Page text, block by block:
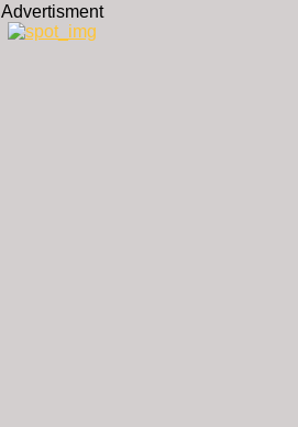
Advertisment